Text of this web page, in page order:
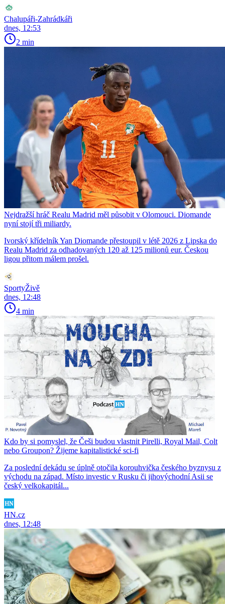
Chalupáři-Zahrádkáři
dnes, 12:53
2 min
Nejdražší hráč Realu Madrid měl působit v Olomouci. Diomande
nyní stojí tři miliardy.
Ivorský křídelník Yan Diomande přestoupil v létě 2026 z Lipska do
Realu Madrid za odhadovaných 120 až 125 milionů eur. Českou
ligou přitom málem prošel.
SportyŽivě
dnes, 12:48
4 min
Kdo by si pomyslel, že Češi budou vlastnit Pirelli, Royal Mail, Colt
nebo Groupon? Žijeme kapitalistické sci-fi
Za poslední dekádu se úplně otočila korouhvička českého byznysu z
východu na západ. Místo investic v Rusku či jihovýchodní Asii se
český velkokapitál...
HN.cz
dnes, 12:48